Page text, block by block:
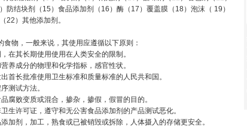
防结块剂（15）食品添加剂（16）酶（17）覆盖膜（18）泡沫（ 19）
22）其他添加剂。
物，一般来说，其使用应遵循以下原则：
在其长期使用使用在人类安全的限制。
养成分的物理和化学指标，感官性状。
首长批准使用卫生标准和质量标准的人民共和国。
测试方法。
腐败变质或混合，掺杂，掺假，假冒的目的。
生许可证，遵守和无公害食品添加剂的产品测试恶化。
加剂，加工，熟食或已被销毁或拆除，人体摄入的存储更安全。